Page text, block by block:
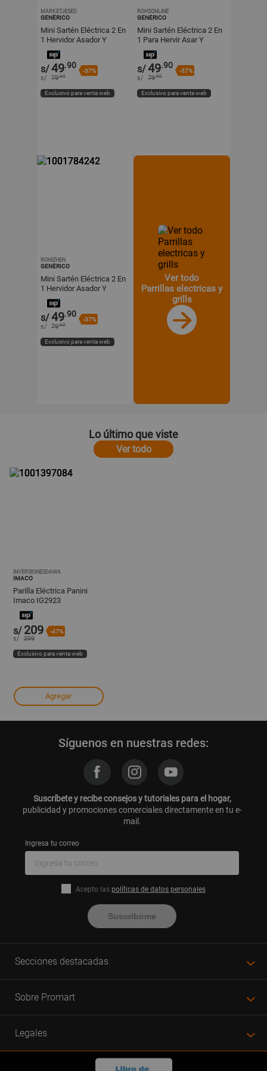
MARKETJESED
GENÉRICO
Mini Sartén Eléctrica 2 En
1 Hervidor Asador Y
Vaporizador
Multifuncional
s/49.90
-37%
s/ 79.90
Exclusivo para venta web
ROHSONLINE
GENÉRICO
Mini Sartén Eléctrica 2 En
1 Para Hervir Asar Y
Cocinar Al Vapor
s/49.90
-37%
s/ 79.90
Exclusivo para venta web
ROHIZHEN
GENÉRICO
Mini Sartén Eléctrica 2 En
1 Hervidor Asador Y
Vaporizador
Multifuncional
s/49.90
-37%
s/ 79.90
Exclusivo para venta web
Ver todo
Parrillas electricas y
grills
Lo último que viste
Ver todo
INVERSIONESDAWA
IMACO
Parilla Eléctrica Panini
Imaco IG2923
s/ 209 -47%
s/ 399
Exclusivo para venta web
Agregar
Síguenos en nuestras redes:
Suscríbete y recibe consejos y tutoriales para el hogar,
publicidad y promociones comerciales directamente en tu e-
mail.
Ingresa tu correo
Acepto las políticas de datos personales
Suscribirme
Secciones destacadas
Sobre Promart
Legales